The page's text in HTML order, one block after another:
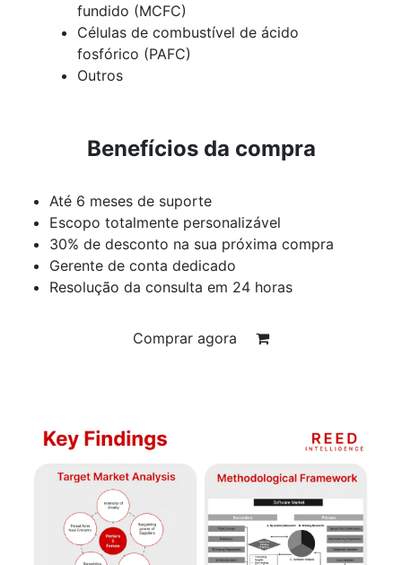
fundido (MCFC)
Células de combustível de ácido
fosfórico (PAFC)
Outros
Benefícios da compra
Até 6 meses de suporte
Escopo totalmente personalizável
30% de desconto na sua próxima compra
Gerente de conta dedicado
Resolução da consulta em 24 horas
Comprar agora